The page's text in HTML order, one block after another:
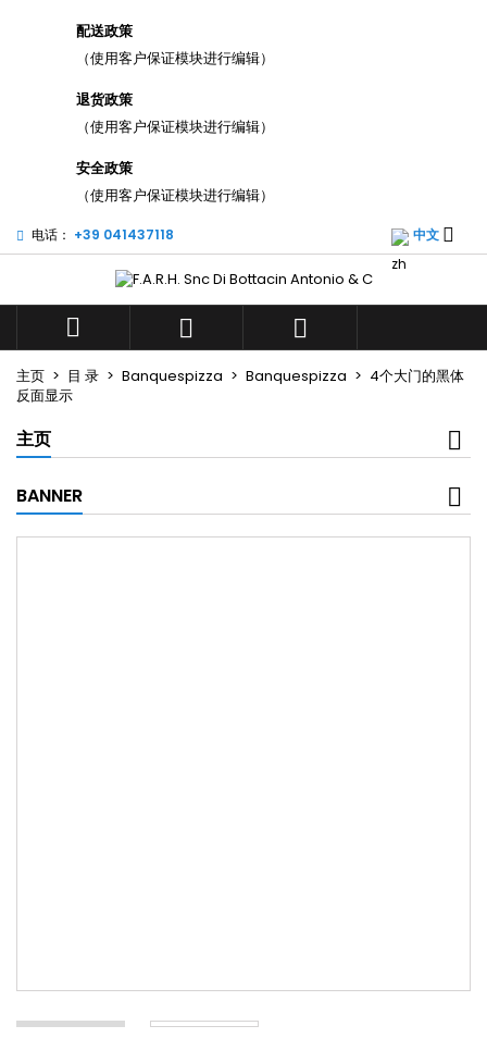
配送政策
（使用客户保证模块进行编辑）
退货政策
（使用客户保证模块进行编辑）
安全政策
（使用客户保证模块进行编辑）
电话： +39 041437118 中文 
  
主页 目 录 Banquespizza Banquespizza
4个大门的黑体
反面显示
主页
BANNER
添加至愿望清单
((title))
((label))
登录
您需要登录才能将产品保存在您的心愿单中。